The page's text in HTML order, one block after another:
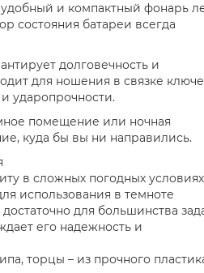
и компактный фонарь
состояния батареи всегда
долговечность и
для ношения в связке
ударопрочности.
помещение или ночная
куда бы вы ни направились.
в сложных погодных условиях
использования в темноте
для большинства
его надежность и
торцы – из прочного